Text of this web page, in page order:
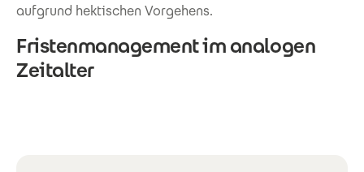
aufgrund hektischen Vorgehens.
Fristenmanagement im analogen
Zeitalter